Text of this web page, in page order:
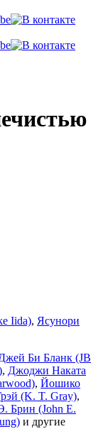
Iida), Ясунори
Би Бланк (JB
, Джоджи Наката
, Йошико
(K. T. Gray),
Брин (John E.
и другие